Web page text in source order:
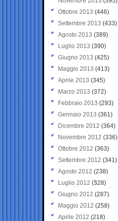
Ottobre 2013 (446)
Settembre 2013 (433)
Agosto 2013 (389)
Luglio 2013 (390)
Giugno 2013 (425)
Maggio 2013 (413)
Aprile 2013 (345)
Marzo 2013 (372)
Febbraio 2013 (293)
Gennaio 2013 (361)
Dicembre 2012 (364)
Novembre 2012 (336)
Ottobre 2012 (363)
Settembre 2012 (341)
Agosto 2012 (238)
Luglio 2012 (328)
Giugno 2012 (287)
Maggio 2012 (258)
Aprile 2012 (218)